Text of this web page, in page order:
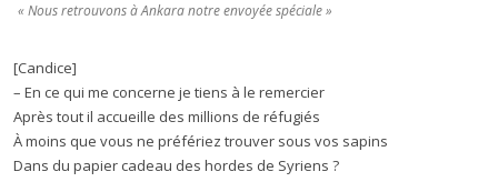
« Nous retrouvons à Ankara notre envoyée spéciale »
[Candice]
– En ce qui me concerne je tiens à le remercier
Après tout il accueille des millions de réfugiés
À moins que vous ne préfériez trouver sous vos sapins
Dans du papier cadeau des hordes de Syriens ?